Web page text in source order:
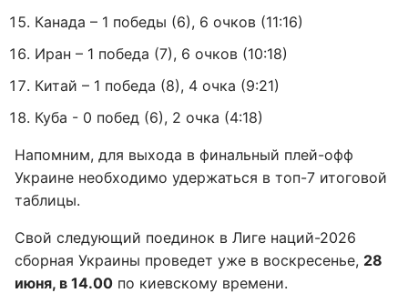
Канада – 1 победы (6), 6 очков (11:16)
Иран – 1 победа (7), 6 очков (10:18)
Китай – 1 победа (8), 4 очка (9:21)
Куба - 0 побед (6), 2 очка (4:18)
Напомним, для выхода в финальный плей-офф
Украине необходимо удержаться в топ-7 итоговой
таблицы.
Свой следующий поединок в Лиге наций-2026
сборная Украины проведет уже в воскресенье, 28
июня, в 14.00 по киевскому времени.